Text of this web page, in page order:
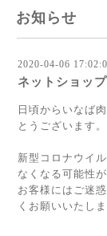
お知らせ
2020-04-06
ネットショッ
日頃からいなば
とうございます。
新型コロナウイ
なくなる可能性
お客様にはご迷
くお願いいたしま